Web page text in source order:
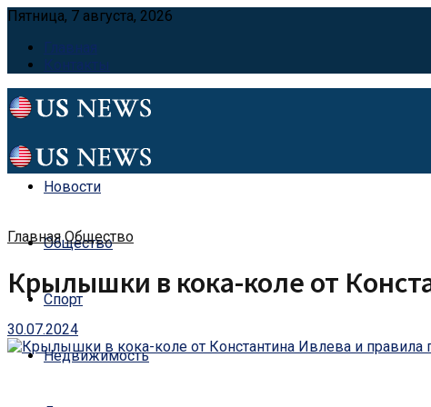
Пятница, 7 августа, 2026
Главная
Контакты
Новости
Общество
Спорт
Недвижимость
Главная Общество
Крылышки в кока-коле от
30.07.2024